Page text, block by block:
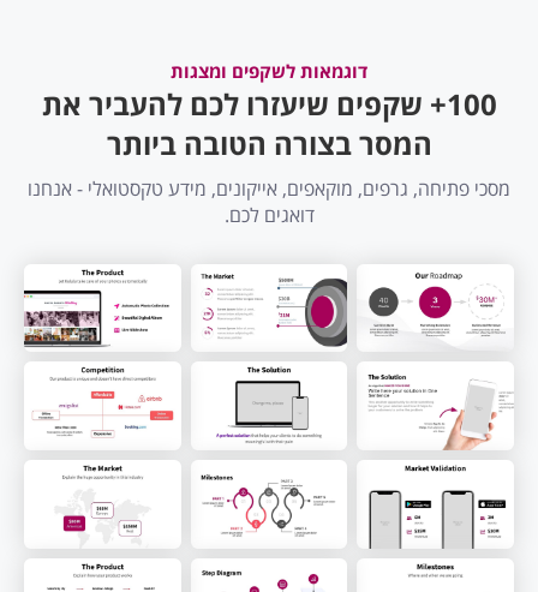
דוגמאות לשקפים ומצגות
100+ שקפים שיעזרו לכם להעביר את
המסר בצורה הטובה ביותר
מסכי פתיחה, גרפים, מוקאפים, אייקונים, מידע טקסטואלי - אנחנו
דואגים לכם.